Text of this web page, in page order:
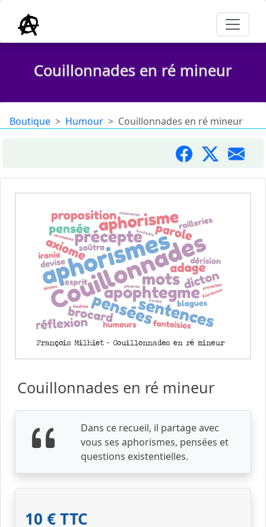
Couillonnades en ré mineur
Boutique Humour Couillonnades en ré mineur
Couillonnades en ré mineur
Dans ce recueil, il partage avec
vous ses aphorismes, pensées et
questions existentielles.
10 € TTC